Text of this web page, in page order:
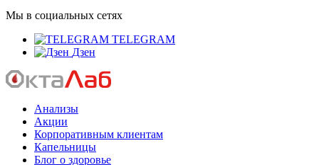
Мы в социальных сетях
TELEGRAM
Дзен
Анализы
Акции
Корпоративным клиентам
Капельницы
Блог о здоровье